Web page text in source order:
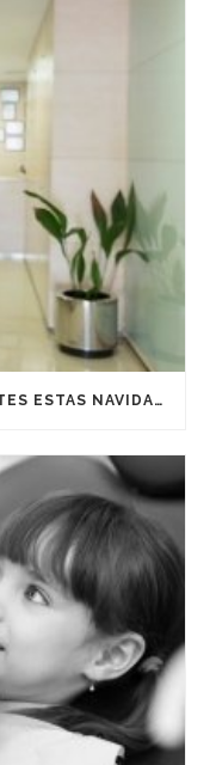
CÓMO CUIDAR NUESTROS DIENTES ESTAS NAVIDADES